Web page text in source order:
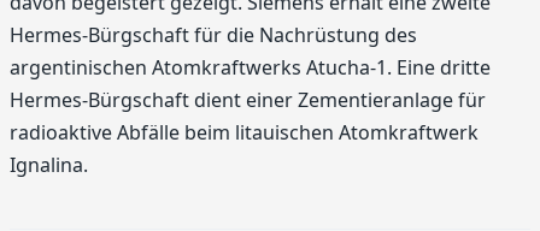
Hermes-Bürgschaft für die Nachrüstung des
argentinischen Atomkraftwerks Atucha-1. Eine dritte
Hermes-Bürgschaft dient einer Zementieranlage für
radioaktive Abfälle beim litauischen Atomkraftwerk
Ignalina.